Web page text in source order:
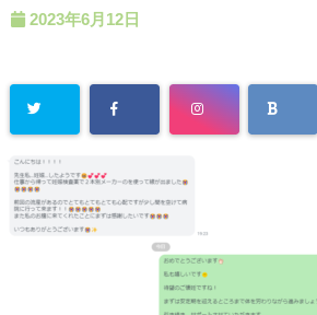
2023年6月12日